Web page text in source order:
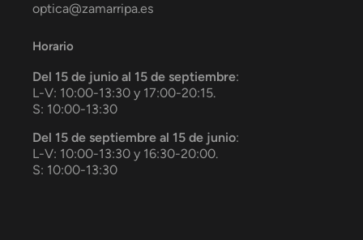
optica@zamarripa.es
Horario
Del 15 de junio al 15 de septiembre:
L-V: 10:00-13:30 y 17:00-20:15.
S: 10:00-13:30
Del 15 de septiembre al 15 de junio:
L-V: 10:00-13:30 y 16:30-20:00.
S: 10:00-13:30